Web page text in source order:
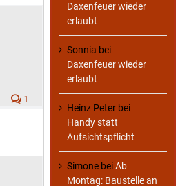
1
Daxenfeuer wieder
erlaubt
Sonnia bei
Daxenfeuer wieder
erlaubt
Heinz Peter bei
Handy statt
Aufsichtspflicht
Simone beiAb
Montag: Baustelle an